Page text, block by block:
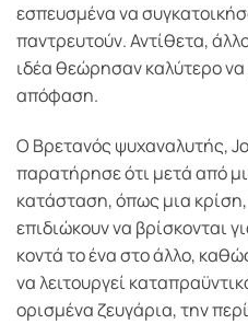
εσπευσμένα να
παντρευτούν. Αντίθετα,
ιδέα θεώρησαν καλύτερο
απόφαση.
O Βρετανός ψυχαναλυτής,
παρατήρησε ότι μετά από
κατάσταση, όπως μια κρίση,
επιδιώκουν να βρίσκονται
κοντά το ένα στο άλλο,
να λειτουργεί
ορισμένα ζευγάρια, την